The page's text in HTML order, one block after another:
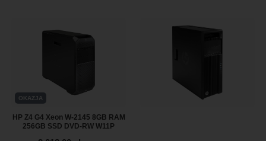
OKAZJA
HP Z4 G4 Xeon W-2145 8GB RAM
256GB SSD DVD-RW W11P